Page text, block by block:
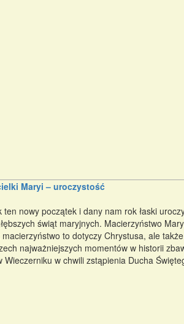
Maryi – uroczystość
ten nowy początek i dany nam rok łaski
świąt maryjnych. Macierzyństwo
macierzyństwo to dotyczy Chrystusa, ale
najważniejszych momentów w historii
Wieczerniku w chwili zstąpienia Ducha